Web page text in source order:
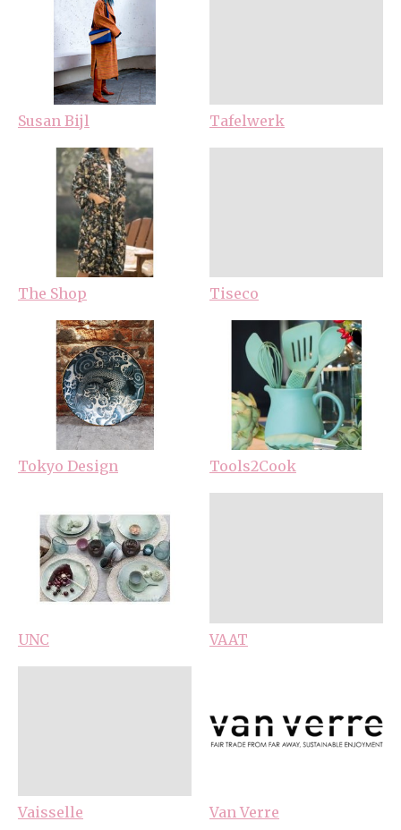
Susan Bijl Tafelwerk
The Shop Tiseco
Tokyo Design Tools2Cook
UNC VAAT
Vaisselle Van Verre